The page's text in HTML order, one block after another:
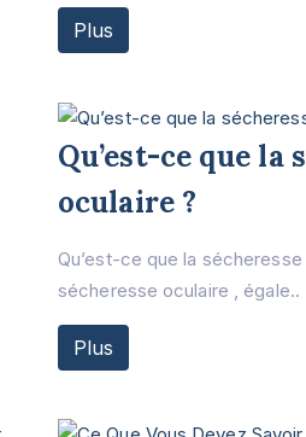
Plus
Qu’est-ce que la
oculaire ?
Qu’est-ce que la
sécheresse oculaire , égale..
Plus